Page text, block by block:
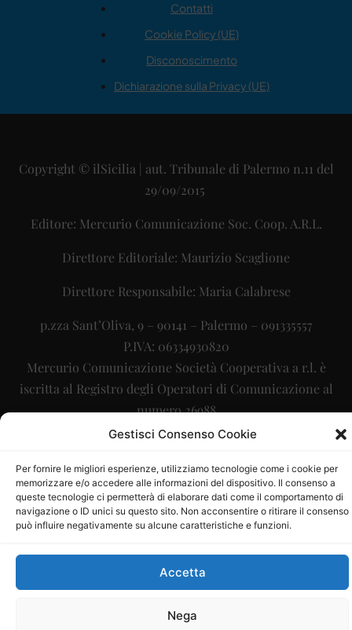
Gestisci Consenso Cookie
Per fornire le migliori esperienze, utilizziamo tecnologie come i cookie per
memorizzare e/o accedere alle informazioni del dispositivo. Il consenso a
queste tecnologie ci permetterà di elaborare dati come il comportamento di
navigazione o ID unici su questo sito. Non acconsentire o ritirare il consenso
può influire negativamente su alcune caratteristiche e funzioni.
Accetta
Nega
Contatti
Cookie Policy (UE)
Disconoscimento
Dichiarazione sulla Privacy (UE)
Copyright © ilSicilia | aut. Tribunale di Palermo n.11 del
29/09/2015
Editore: Mercurio Comunicazione Soc. Coop. A.R.L.
Direttore Editoriale: Maurizio Scaglione
Direttore Responsabile: Maria Calabrese
p.zza Sant’Oliva, 9 – 90141 – Palermo – 091335557
P.IVA: 06334930820
Mercurio Comunicazione Società Cooperativa a r.l. è
iscritta al Registro degli Operatori di Comunicazione al
numero 26988
Sito gestito daLa Digitale srl– info@ladigitale.it